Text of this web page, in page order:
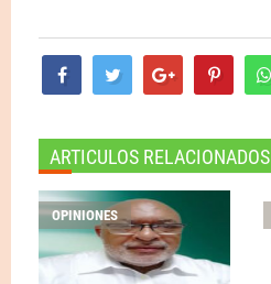
ARTICULOS RELACIONADOS
OPINIONES